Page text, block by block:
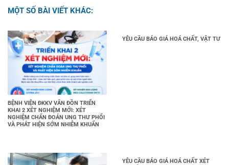
MỘT SỐ BÀI VIẾT KHÁC:
BỆNH VIỆN ĐKKV VÂN ĐỒN TRIỂN
KHAI 2 XÉT NGHIỆM MỚI: XÉT
NGHIỆM CHẨN ĐOÁN UNG THƯ PHỔI
VÀ PHÁT HIỆN SỚM NHIỄM KHUẨN
YÊU CẦU BÁO GIÁ HOÁ CHẤT, VẬT TƯ
YÊU CẦU BÁO GIÁ HOÁ CHẤT XÉT